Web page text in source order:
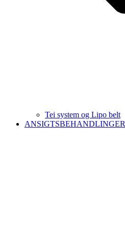
Tei system og Lipo belt
ANSIGTSBEHANDLINGER